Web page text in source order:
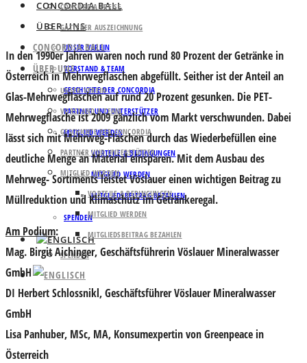
CONCORDIA BALL
ÜBER UNS
UNSER VEREIN
VORSTAND & TEAM
GESCHICHTE DER CONCORDIA
PARTNER UND UNTERSTÜTZER
MITGLIED WERDEN
VORTEILE & BEDINGUNGEN
MITGLIED WERDEN
MITGLIEDSBEITRAG BEZAHLEN
SPENDEN
CONCORDIA PREISE
GATTERER AUSZEICHNUNG
CONCORDIA BALL
ÜBER UNS
UNSER VEREIN
VORSTAND & TEAM
GESCHICHTE DER CONCORDIA
PARTNER UND UNTERSTÜTZER
MITGLIED WERDEN
VORTEILE & BEDINGUNGEN
MITGLIED WERDEN
MITGLIEDSBEITRAG BEZAHLEN
SPENDEN
In den 1990er Jahren waren noch rund 80 Prozent der Getränke in
Österreich in Mehrwegflaschen abgefüllt. Seither ist der Anteil an
Glas-Mehrwegflaschen auf rund 20 Prozent gesunken. Die PET-
Mehrwegflasche ist 2009 gänzlich vom Markt verschwunden. Dabei
lässt sich mit Mehrweg-Flaschen durch das Wiederbefüllen eine
deutliche Menge an Material einsparen. Mit dem Ausbau des
Mehrweg- Sortiments leistet Vöslauer einen wichtigen Beitrag zu
Müllreduktion und Klimaschutz im Getränkeregal.
Am Podium:
Mag. Birgit Aichinger, Geschäftsführerin Vöslauer Mineralwasser
GmbH
DI Herbert Schlossnikl, Geschäftsführer Vöslauer Mineralwasser
GmbH
Lisa Panhuber, MSc, MA, Konsumexpertin von Greenpeace in
Österreich